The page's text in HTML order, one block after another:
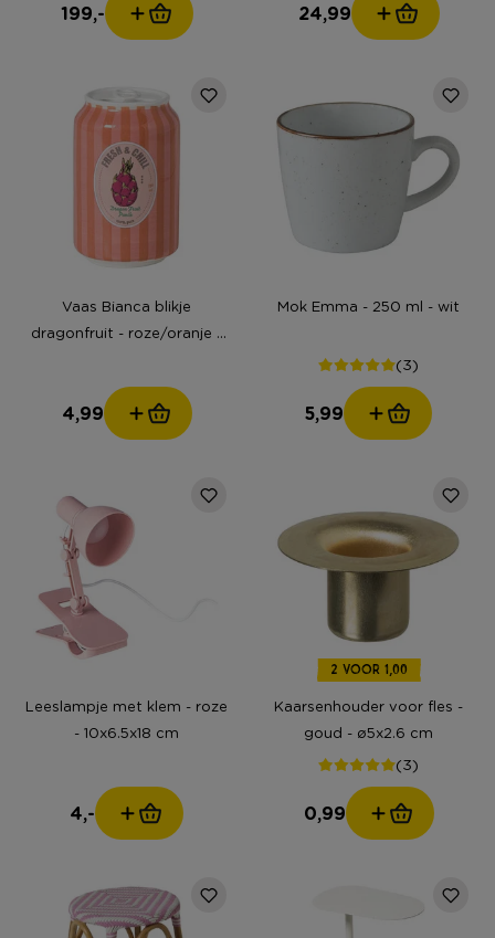
199,- 24,99
Vaas Bianca blikje
dragonfruit - roze/oranje -
4,99
Mok Emma - 250 ml - wit
(3)
5,99
Leeslampje met klem - roze
- 10x6.5x18 cm
4,-
2 VOOR 1,00
Kaarsenhouder voor fles -
goud - ø5x2.6 cm
(3)
0,99